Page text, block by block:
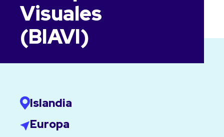
Visuales
(BIAVI)
Islandia
Europa